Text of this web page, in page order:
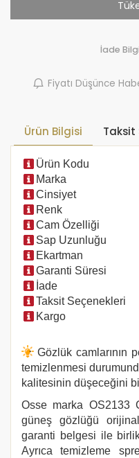
İade
Fiyatı Düşünce
Ürün Bilgisi Taksit
Ürün Kodu
Marka
Cinsiyet
Renk
Cam Özelliği
Sap Uzunluğu
Ekartman
Garanti Süresi
İade
Taksit Seçenekleri
Kargo
Gözlük camlarının
temizlenmesi
kalitesinin düşeceğini
Osse marka OS2133
güneş gözlüğü
garanti belgesi ile
Ayrıca temizleme